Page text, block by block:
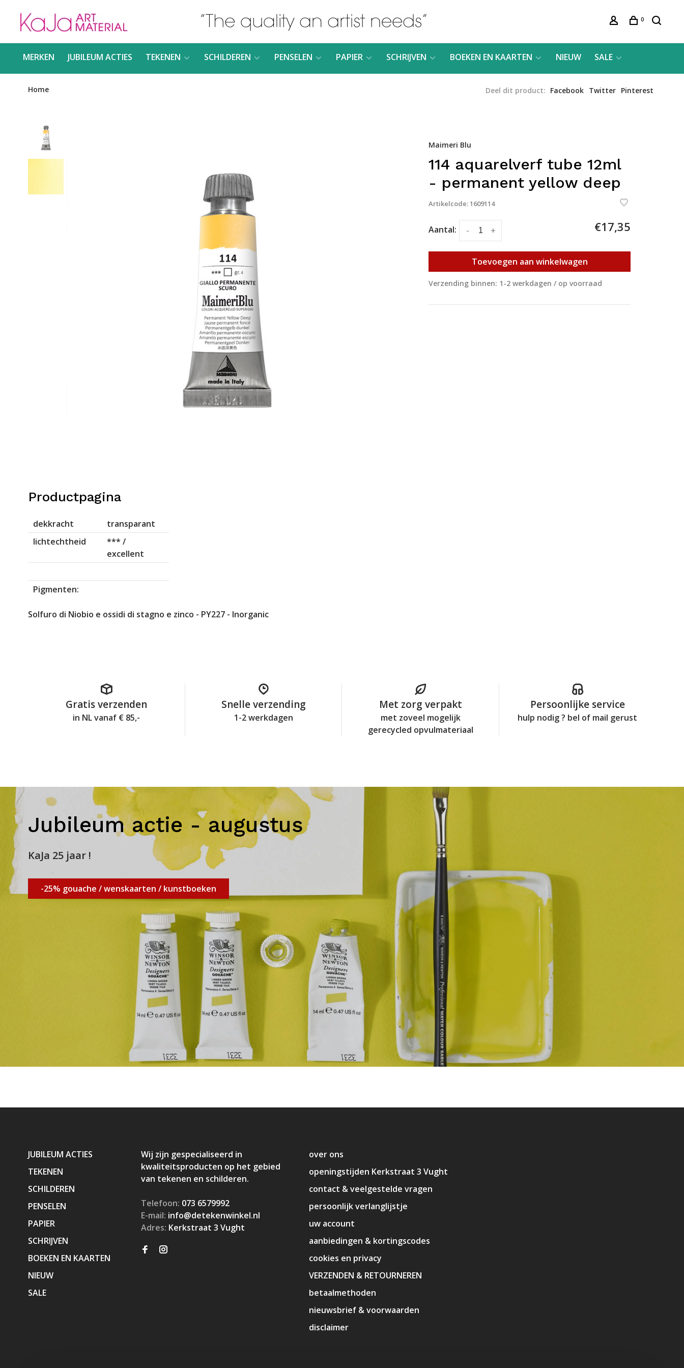
0
MERKEN JUBILEUM ACTIES TEKENEN SCHILDEREN PENSELEN PAPIER SCHRIJVEN BOEKEN EN KAARTEN NIEUW SALE
Home Deel dit product: Facebook Twitter Pinterest
Maimeri Blu
114 aquarelverf tube 12ml
- permanent yellow deep
Artikelcode:1609114
Aantal: +
- €17,35
Toevoegen aan winkelwagen
Verzending binnen: 1-2 werkdagen / op voorraad
Productpagina
dekkracht
transparant
lichtechtheid
*** /
excellent
Pigmenten:
Solfuro di Niobio e ossidi di stagno e zinco - PY227 - Inorganic
Gratis verzenden
in NL vanaf € 85,-
Snelle verzending
1-2 werkdagen
Met zorg verpakt
met zoveel mogelijk
gerecycled opvulmateriaal
Persoonlijke service
hulp nodig ? bel of mail gerust
Jubileum actie - augustus
KaJa 25 jaar !
-25% gouache / wenskaarten / kunstboeken
JUBILEUM ACTIES
TEKENEN
SCHILDEREN
PENSELEN
PAPIER
SCHRIJVEN
BOEKEN EN KAARTEN
NIEUW
SALE
Wij zijn gespecialiseerd in
kwaliteitsproducten op het gebied
van tekenen en schilderen.
Telefoon: 073 6579992
E-mail: info@detekenwinkel.nl
Adres: Kerkstraat 3 Vught
over ons
openingstijden Kerkstraat 3 Vught
contact & veelgestelde vragen
persoonlijk verlanglijstje
uw account
aanbiedingen & kortingscodes
cookies en privacy
VERZENDEN & RETOURNEREN
betaalmethoden
nieuwsbrief & voorwaarden
disclaimer